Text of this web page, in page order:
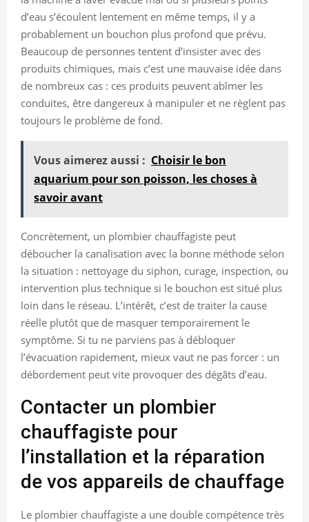
d’eau s’écoulent lentement en même temps, il y a
probablement un bouchon plus profond que prévu.
Beaucoup de personnes tentent d’insister avec des
produits chimiques, mais c’est une mauvaise idée dans
de nombreux cas : ces produits peuvent abîmer les
conduites, être dangereux à manipuler et ne règlent pas
toujours le problème de fond.
Vous aimerez aussi : Choisir le bon
aquarium pour son poisson, les choses à
savoir avant
Concrètement, un plombier chauffagiste peut
déboucher la canalisation avec la bonne méthode selon
la situation : nettoyage du siphon, curage, inspection, ou
intervention plus technique si le bouchon est situé plus
loin dans le réseau. L’intérêt, c’est de traiter la cause
réelle plutôt que de masquer temporairement le
symptôme. Si tu ne parviens pas à débloquer
l’évacuation rapidement, mieux vaut ne pas forcer : un
débordement peut vite provoquer des dégâts d’eau.
Contacter un plombier
chauffagiste pour
l’installation et la réparation
de vos appareils de chauffage
Le plombier chauffagiste a une double compétence très